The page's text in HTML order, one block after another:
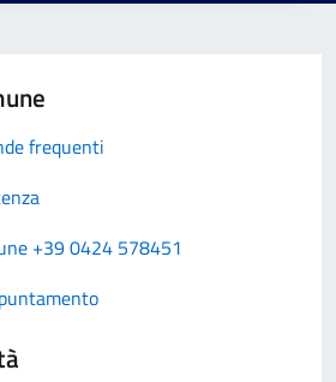
frequenti
+39 0424 578451